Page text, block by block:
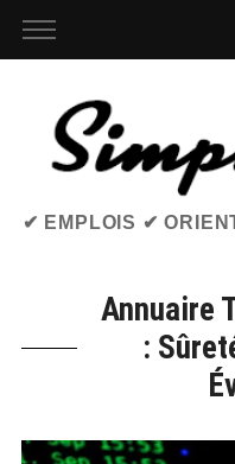
✔ EMPLOIS ✔
Annuaire
: